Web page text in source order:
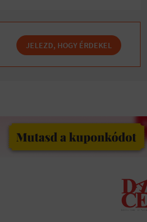
JELEZD, HOGY ÉRDEKEL